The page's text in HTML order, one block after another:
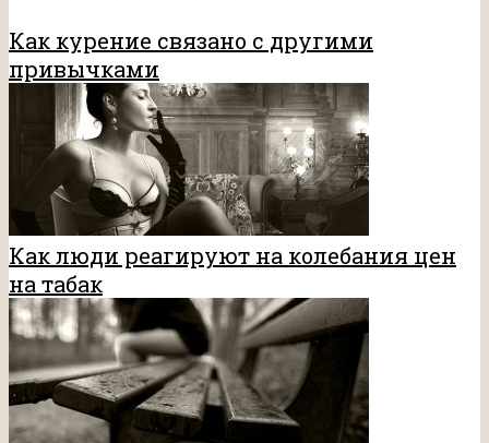
Как курение связано с другими
привычками
Как люди реагируют на колебания цен
на табак